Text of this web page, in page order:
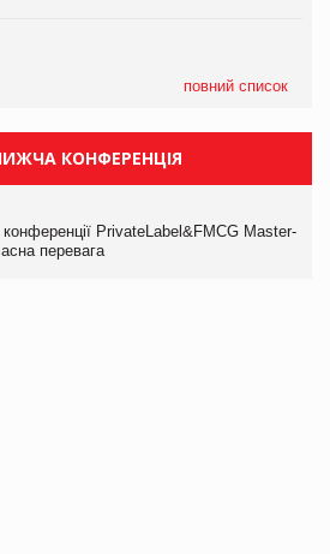
повний список
КОНФЕРЕНЦІЯ
PrivateLabel&FMCG Master-
перевага